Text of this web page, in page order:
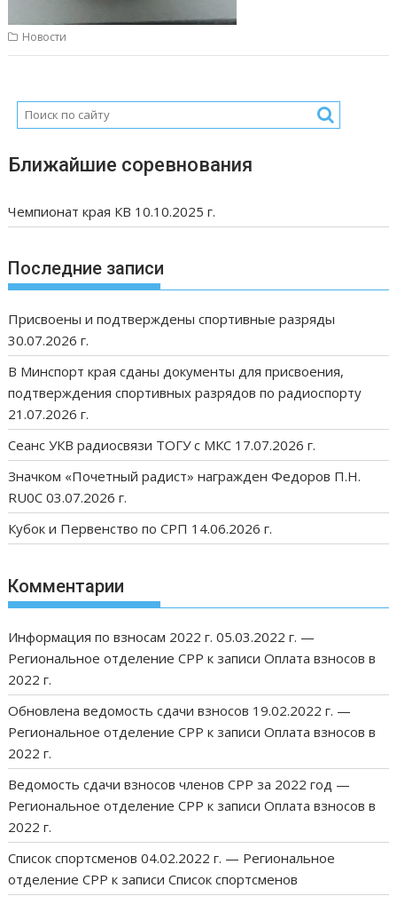
Новости
Ближайшие соревнования
Чемпионат края КВ 10.10.2025 г.
Последние записи
Присвоены и подтверждены спортивные разряды
30.07.2026 г.
В Минспорт края сданы документы для присвоения,
подтверждения спортивных разрядов по радиоспорту
21.07.2026 г.
Сеанс УКВ радиосвязи ТОГУ с МКС 17.07.2026 г.
Значком «Почетный радист» награжден Федоров П.Н.
RU0C 03.07.2026 г.
Кубок и Первенство по СРП 14.06.2026 г.
Комментарии
Информация по взносам 2022 г. 05.03.2022 г. —
Региональное отделение СРР к записиОплата взносов в
2022 г.
Обновлена ведомость сдачи взносов 19.02.2022 г. —
Региональное отделение СРР к записиОплата взносов в
2022 г.
Ведомость сдачи взносов членов СРР за 2022 год —
Региональное отделение СРР к записиОплата взносов в
2022 г.
Список спортсменов 04.02.2022 г. — Региональное
отделение СРР к записиСписок спортсменов